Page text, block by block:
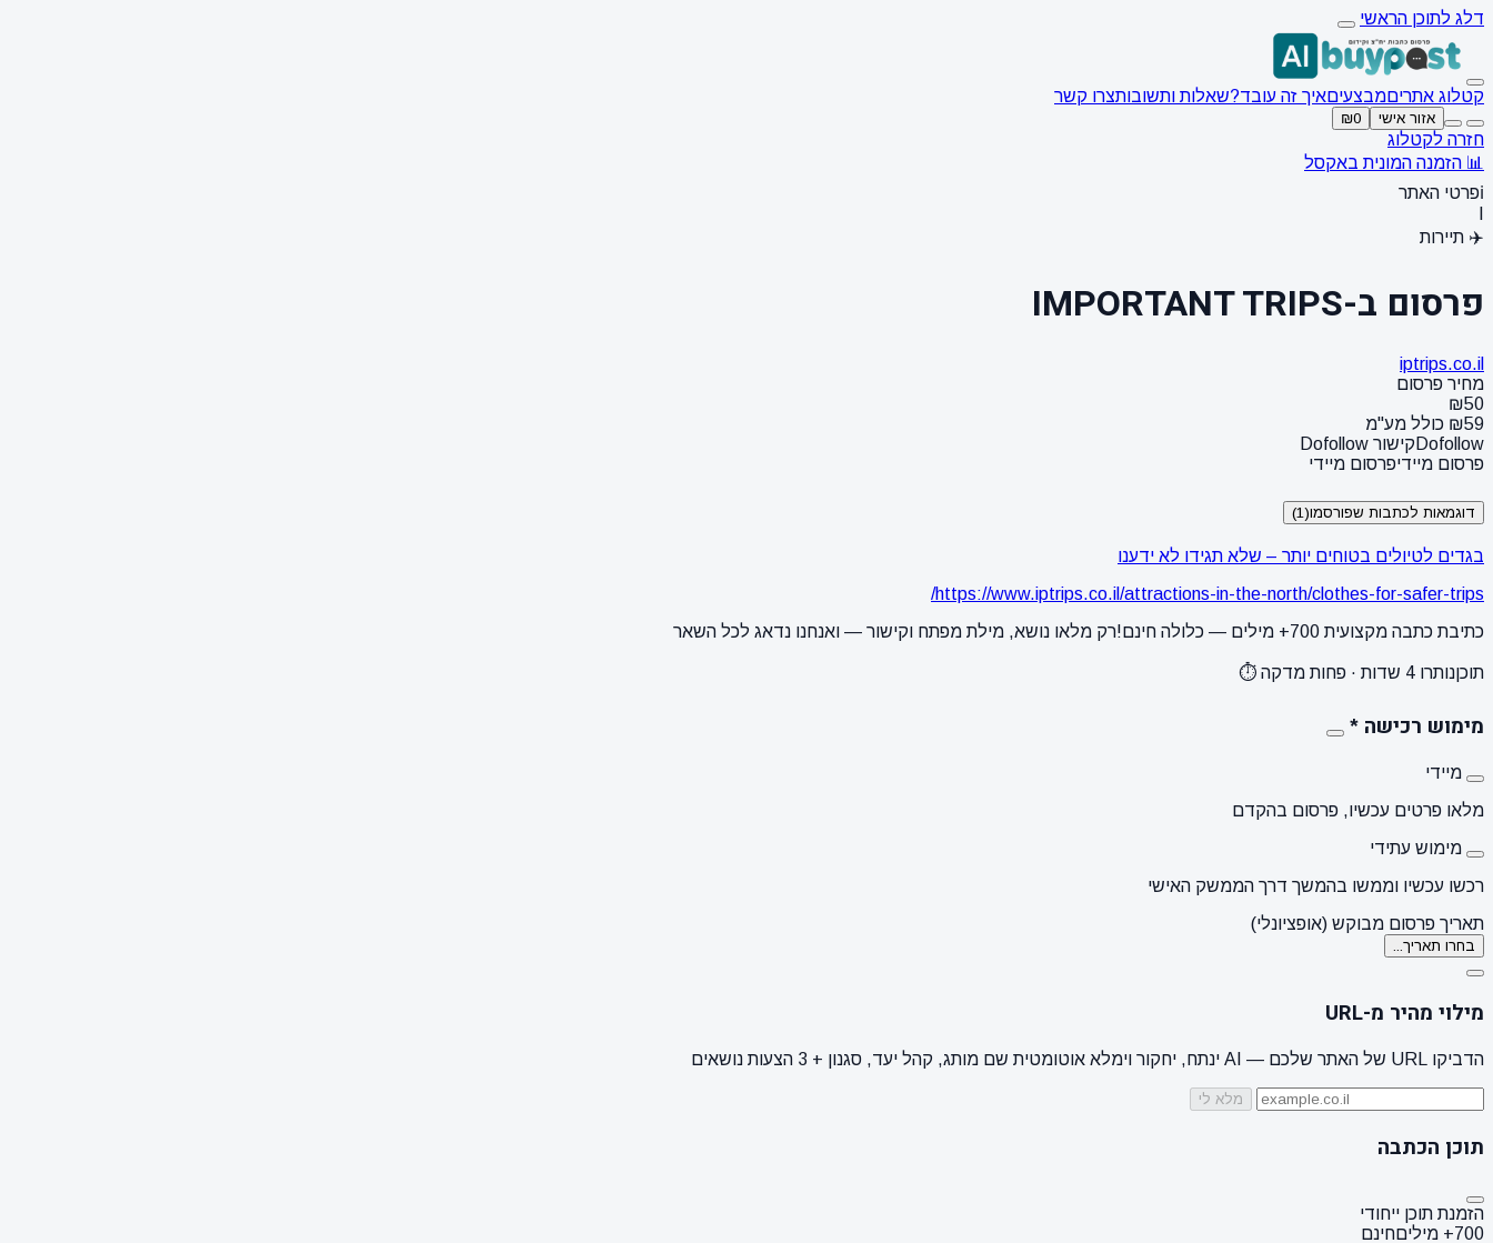
דלג לתוכן הראשי
קטלוג אתריםמבצעיםאיך זה עובד?שאלות ותשובותצרו קשר
אזור אישי ₪0
חזרה לקטלוג
📊 הזמנה המונית באקסל
ℹ️פרטי האתר
✈️ תיירות
פרסום ב-IMPORTANT TRIPS
iptrips.co.il
מחיר פרסום
₪50
₪59 כולל מע"מ
Dofollow קישור Dofollow
פרסום מיידיפרסום מיידי
דוגמאות לכתבות שפורסמו(1)
בגדים לטיולים בטוחים יותר – שלא תגידו לא ידענו
https://www.iptrips.co.il/attractions-in-the-north/clothes-for-safer-trips/
כתיבת כתבה מקצועית 700+ מילים — כלולה חינם!
רק מלאו נושא, מילת מפתח וקישור — ואנחנו נדאג לכל השאר
תוכןנותרו 4 שדות · פחות מדקה ⏱️
מימוש רכישה *
מיידי
מלאו פרטים עכשיו, פרסום בהקדם
מימוש עתידי
רכשו עכשיו וממשו בהמשך דרך הממשק האישי
תאריך פרסום מבוקש (אופציונלי)
בחרו תאריך...
מילוי מהיר מ-URL
הדביקו URL של האתר שלכם — AI ינתח, יחקור וימלא אוטומטית שם מותג, קהל יעד, סגנון + 3 הצעות נושאים
מלא לי
תוכן הכתבה
הזמנת תוכן ייחודי
700+ מילים
חינם